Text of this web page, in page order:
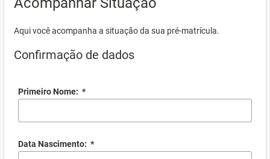
Aqui você acompanha a situação da sua pré-matrícula.
Confirmação de dados
Primeiro Nome: *
Data Nascimento: *